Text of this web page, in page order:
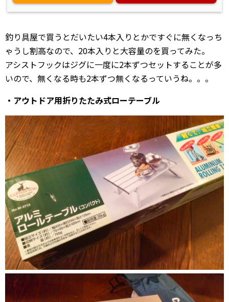
釣り具屋で買うとだいたい4本入りとかですぐに無くなっち
ゃうし割高なので、20本入りと大容量のを買ってみた。
アシストフックはジグに一度に2本ずつセットすることが多
いので、無くなる時も2本ずつ無くなるっていうね。。。
・アウトドア用折りたたみ式ローテーブル